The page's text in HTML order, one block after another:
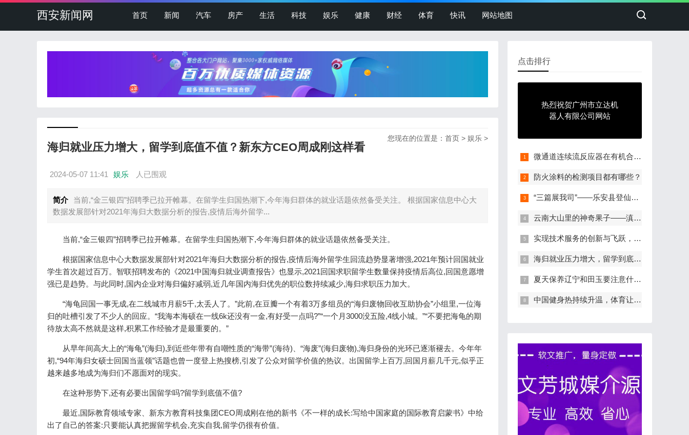
西安新闻网 首页 新闻 汽车 房产 生活 科技 娱乐 健康 财经 体育 快讯 网站地图
您现在的位置是： 首页 > 娱乐 >
海归就业压力增大，留学到底值不值？新东方CEO周成刚这样看
2024-05-07 11:41 娱乐 人已围观
简介
当前,“金三银四”招聘季已拉开帷幕。在留学生归国热潮下,今年海归群体的就业话题依然备受关注。 根据国家信息中心大
数据发展部针对2021年海归大数据分析的报告,疫情后海外留学...
当前,“金三银四”招聘季已拉开帷幕。在留学生归国热潮下,今年海归群体的就业话题依然备受关注。
根据国家信息中心大数据发展部针对2021年海归大数据分析的报告,疫情后海外留学生回流趋势显著增强,2021年预计回国就业
学生首次超过百万。智联招聘发布的《2021中国海归就业调查报告》也显示,2021回国求职留学生数量保持疫情后高位,回国意愿增
强已是趋势。与此同时,国内企业对海归偏好减弱,近几年国内海归优先的职位数持续减少,海归求职压力加大。
“海龟回国一事无成,在二线城市月薪5千,太丢人了。”此前,在豆瓣一个有着3万多组员的“海归废物回收互助协会”小组里,一位海
归的吐槽引发了不少人的回应。“我海本海硕在一线6k还没有一金,有好受一点吗?”“一个月3000没五险,4线小城。”“不要把海龟的期
待放太高不然就是这样,积累工作经验才是最重要的。”
从早年间高大上的“海龟”(海归),到近些年带有自嘲性质的“海带”(海待)、“海废”(海归废物),海归身份的光环已逐渐褪去。今年年
初,“94年海归女硕士回国当蓝领”话题也曾一度登上热搜榜,引发了公众对留学价值的热议。出国留学上百万,回国月薪几千元,似乎正
越来越多地成为海归们不愿面对的现实。
在这种形势下,还有必要出国留学吗?留学到底值不值?
最近,国际教育领域专家、新东方教育科技集团CEO周成刚在他的新书《不一样的成长:写给中国家庭的国际教育启蒙书》中给
出了自己的答案:只要能认真把握留学机会,充实自我,留学仍很有价值。
点击排行
热烈祝贺广州市立达机
器人有限公司网站
微通道连续流反应器在有机合成中的应用
防火涂料的检测项目都有哪些？
“三篇展我司”——乐安县登仙桥食品发
云南大山里的神奇果子——滇橄榄
实现技术服务的创新与飞跃，明诺给您不
海归就业压力增大，留学到底值不值？新
夏天保养辽宁和田玉要注意什么？
中国健身热持续升温，体育让人民生活更